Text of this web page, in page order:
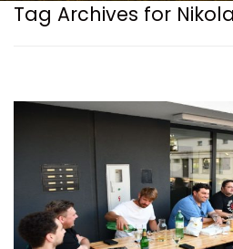
Tag Archives for